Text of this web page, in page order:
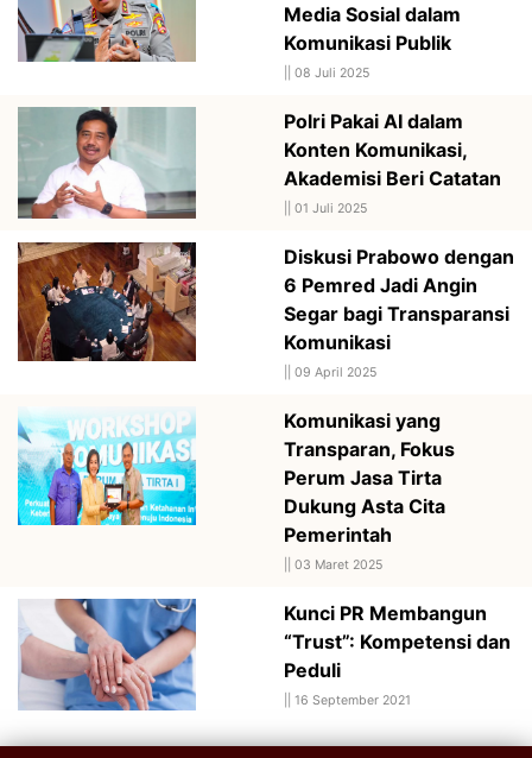
Media Sosial dalam
Komunikasi Publik
08 Juli 2025
Polri Pakai AI dalam
Konten Komunikasi,
Akademisi Beri Catatan
01 Juli 2025
Diskusi Prabowo dengan
6 Pemred Jadi Angin
Segar bagi Transparansi
Komunikasi
09 April 2025
Komunikasi yang
Transparan, Fokus
Perum Jasa Tirta
Dukung Asta Cita
Pemerintah
03 Maret 2025
Kunci PR Membangun
“Trust”: Kompetensi dan
Peduli
16 September 2021